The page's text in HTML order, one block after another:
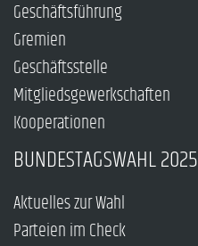
Geschäftsführung
Gremien
Geschäftsstelle
Mitgliedsgewerkschaften
Kooperationen
BUNDESTAGSWAHL 2025
Aktuelles zur Wahl
Parteien im Check